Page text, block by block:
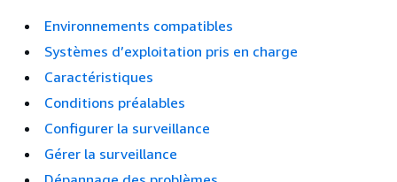
Environnements compatibles
Systèmes d’exploitation pris en charge
Caractéristiques
Conditions préalables
Configurer la surveillance
Gérer la surveillance